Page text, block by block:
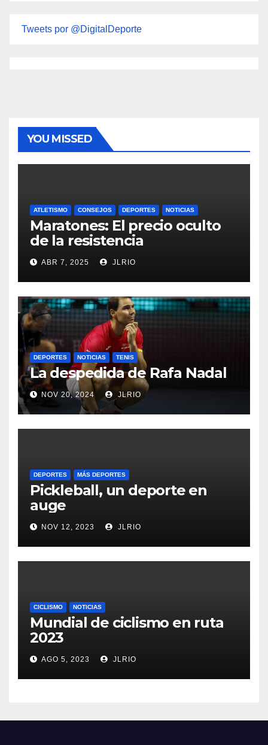
Tweets por @DigitalDeporte
YOU MISSED
ATLETISMO CONSEJOS DEPORTES NOTICIAS
Maratones: El precio oculto
de la resistencia
ABR 7, 2025 JLRIO
DEPORTES NOTICIAS TENIS
La despedida de Rafa Nadal
NOV 20, 2024 JLRIO
DEPORTES MÁS DEPORTES
Pickleball, un deporte en
auge
NOV 12, 2023 JLRIO
CICLISMO NOTICIAS
Mundial de ciclismo en ruta
2023
AGO 5, 2023 JLRIO